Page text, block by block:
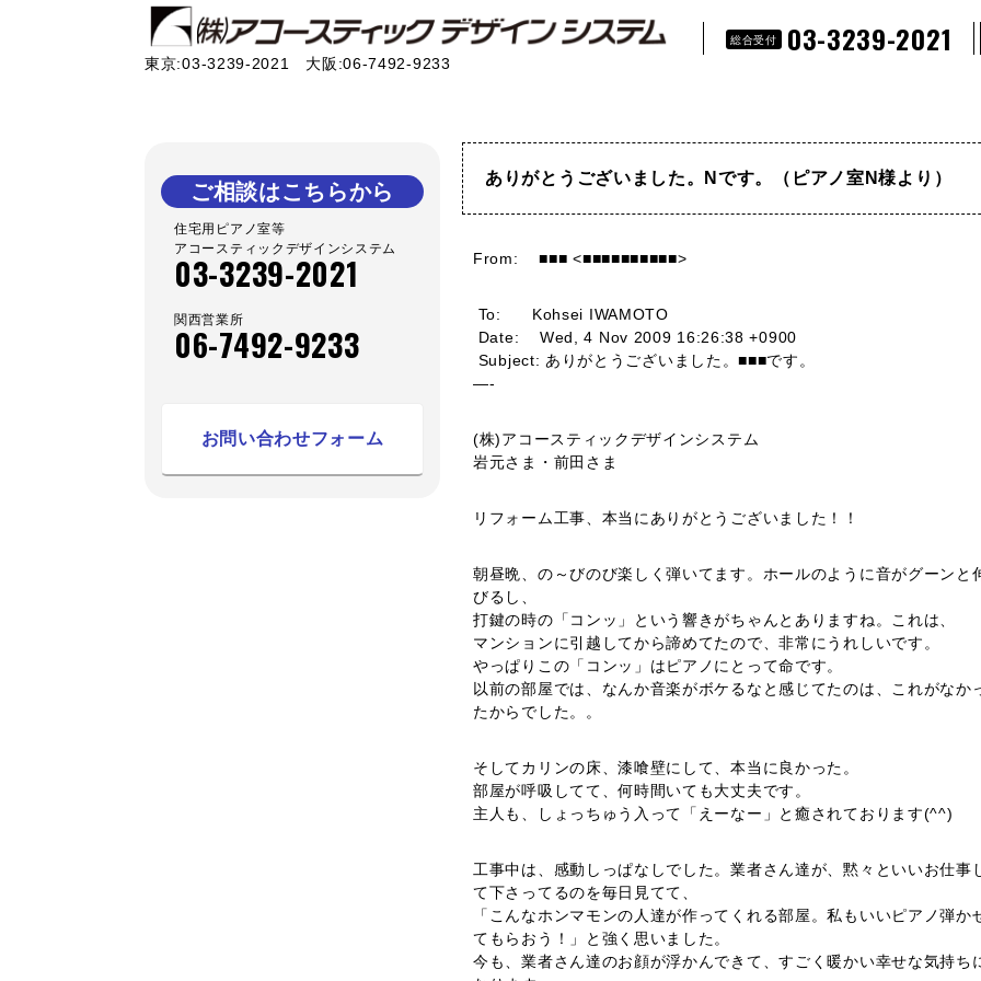
東京:03-3239-2021 大阪:06-7492-9233
総合受付 03-3239-2021
ご相談はこちらから
住宅用ピアノ室等
アコースティックデザインシステム
03-3239-2021
関西営業所
06-7492-9233
お問い合わせフォーム
ありがとうございました。Nです。（ピアノ室N様より）
From: ■■■ <■■■■■■■■■■>
To: Kohsei IWAMOTO
Date: Wed, 4 Nov 2009 16:26:38 +0900
Subject: ありがとうございました。■■■です。
—-
(株)アコースティックデザインシステム
岩元さま・前田さま
リフォーム工事、本当にありがとうございました！！
朝昼晩、の～びのび楽しく弾いてます。ホールのように音がグーンと
びるし、
打鍵の時の「コンッ」という響きがちゃんとありますね。これは、
マンションに引越してから諦めてたので、非常にうれしいです。
やっぱりこの「コンッ」はピアノにとって命です。
以前の部屋では、なんか音楽がボケるなと感じてたのは、これがなか
たからでした。。
そしてカリンの床、漆喰壁にして、本当に良かった。
部屋が呼吸してて、何時間いても大丈夫です。
主人も、しょっちゅう入って「えーなー」と癒されております(^^)
工事中は、感動しっぱなしでした。業者さん達が、黙々といいお仕事
て下さってるのを毎日見てて、
「こんなホンマモンの人達が作ってくれる部屋。私もいいピアノ弾か
てもらおう！」と強く思いました。
今も、業者さん達のお顔が浮かんできて、すごく暖かい幸せな気持ち